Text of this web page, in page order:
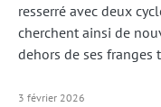
resserré avec deux
cherchent ainsi de
dehors de ses franges
3 février 2026